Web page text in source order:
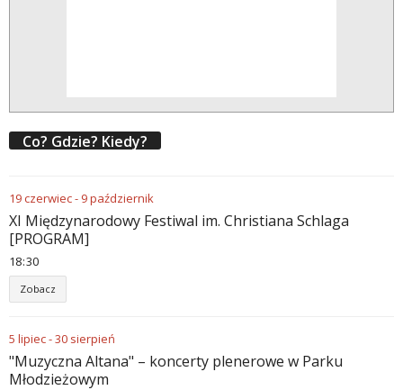
Co? Gdzie? Kiedy?
19czerwiec- 9październik
XI Międzynarodowy Festiwal im. Christiana Schlaga
[PROGRAM]
18:30
Zobacz
5 lipiec-30 sierpień
"Muzyczna Altana" – koncerty plenerowe w Parku
Młodzieżowym